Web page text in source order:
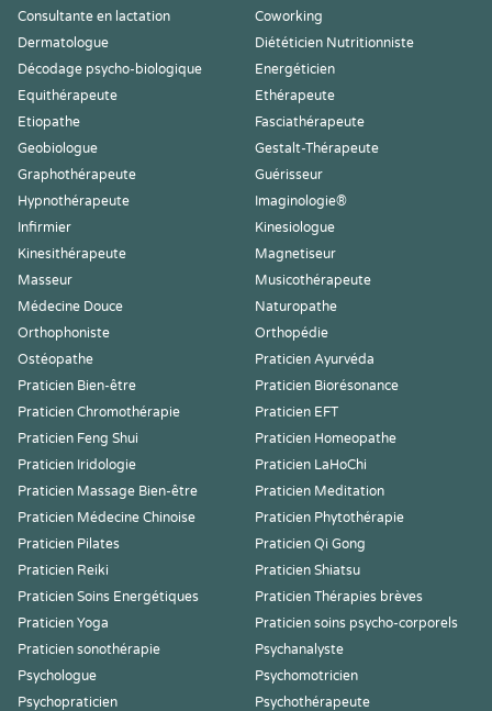
Consultante en lactation
Coworking
Dermatologue
Diététicien Nutritionniste
Décodage psycho-biologique
Energéticien
Equithérapeute
Ethérapeute
Etiopathe
Fasciathérapeute
Geobiologue
Gestalt-Thérapeute
Graphothérapeute
Guérisseur
Hypnothérapeute
Imaginologie®
Infirmier
Kinesiologue
Kinesithérapeute
Magnetiseur
Masseur
Musicothérapeute
Médecine Douce
Naturopathe
Orthophoniste
Orthopédie
Ostéopathe
Praticien Ayurvéda
Praticien Bien-être
Praticien Biorésonance
Praticien Chromothérapie
Praticien EFT
Praticien Feng Shui
Praticien Homeopathe
Praticien Iridologie
Praticien LaHoChi
Praticien Massage Bien-être
Praticien Meditation
Praticien Médecine Chinoise
Praticien Phytothérapie
Praticien Pilates
Praticien Qi Gong
Praticien Reiki
Praticien Shiatsu
Praticien Soins Energétiques
Praticien Thérapies brèves
Praticien Yoga
Praticien soins psycho-corporels
Praticien sonothérapie
Psychanalyste
Psychologue
Psychomotricien
Psychopraticien
Psychothérapeute